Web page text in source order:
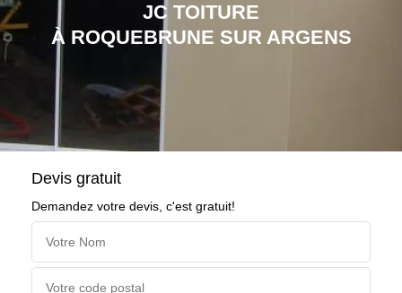
JC TOITURE
À ROQUEBRUNE SUR ARGENS
Devis gratuit
Demandez votre devis, c'est gratuit!